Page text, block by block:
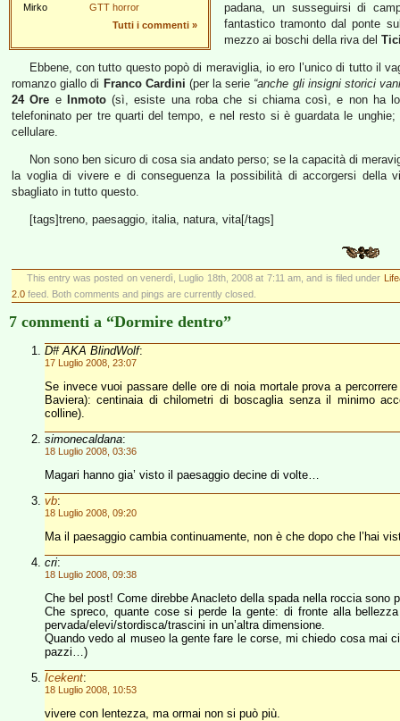
Mirko
GTT horror
Tutti i commenti »
padana, un susseguirsi di
fantastico tramonto dal ponte
mezzo ai boschi della riva del
Ebbene, con tutto questo popò di meraviglia, io ero l’unico di tutto il
romanzo giallo di Franco Cardini (per la serie “anche gli insigni storici
24 Ore e Inmoto(sì, esiste una roba che si chiama così, e non ha lo
telefoninato per tre quarti del tempo, e nel resto si è guardata le
cellulare.
Non sono ben sicuro di cosa sia andato perso; se la capacità di
la voglia di vivere e di conseguenza la possibilità di accorgersi della
sbagliato in tutto questo.
[tags]treno, paesaggio, italia, natura, vita[/tags]
This entry was posted on venerdì, Luglio 18th, 2008 at 7:11 am, and is filed under
2.0 feed. Both comments and pings are currently closed.
7 commenti a “Dormire dentro”
D# AKA BlindWolf:
17 Luglio 2008, 23:07
Se invece vuoi passare delle ore di noia mortale prova a
Baviera): centinaia di chilometri di boscaglia senza il minimo
colline).
simonecaldana:
18 Luglio 2008, 03:36
Magari hanno gia’ visto il paesaggio decine di volte…
vb:
18 Luglio 2008, 09:20
Ma il paesaggio cambia continuamente, non è che dopo che l’hai
cri:
18 Luglio 2008, 09:38
Che bel post! Come direbbe Anacleto della spada nella roccia sono
Che spreco, quante cose si perde la gente: di fronte alla
pervada/elevi/stordisca/trascini in un’altra dimensione.
Quando vedo al museo la gente fare le corse, mi chiedo cosa mai
pazzi…)
Icekent:
18 Luglio 2008, 10:53
vivere con lentezza, ma ormai non si può più.